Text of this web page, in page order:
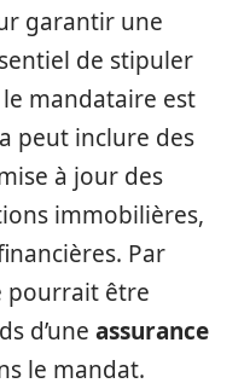
garantir une
de stipuler
mandataire est
peut inclure des
à jour des
immobilières,
Par
pourrait être
d’une assurance
le mandat.